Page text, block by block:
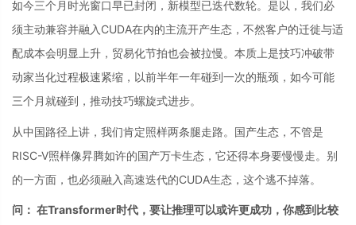
如今三个月时光窗口早已封闭，新模型已迭代数轮。是以，我们必
须主动兼容并融入CUDA在内的主流开产生态，不然客户的迁徙与适
配成本会明显上升，贸易化节拍也会被拉慢。本质上是技巧冲破带
动家当化过程极速紧缩，以前半年一年碰到一次的瓶颈，如今可能
三个月就碰到，推动技巧螺旋式进步。
从中国路径上讲，我们肯定照样两条腿走路。国产生态，不管是
RISC-V照样像昇腾如许的国产万卡生态，它还得本身要慢慢走。别
的一方面，也必须融入高速迭代的CUDA生态，这个逃不掉落。
问： 在Transformer时代，要让推理可以或许更成功，你感到比较